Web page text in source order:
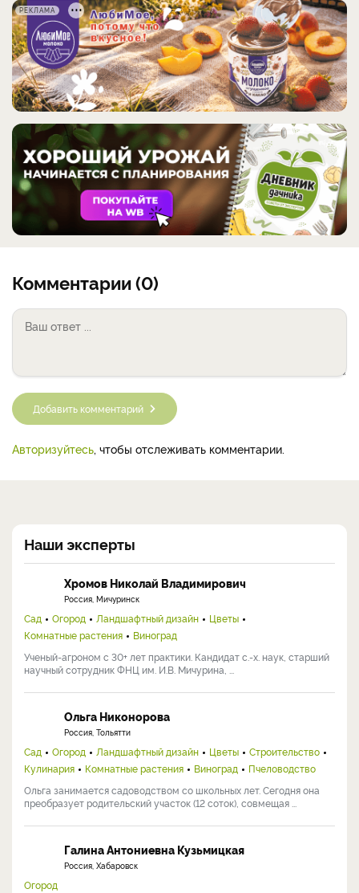
РЕКЛАМА
Комментарии (0)
Добавить комментарий
Авторизуйтесь, чтобы отслеживать комментарии.
Наши эксперты
Хромов Николай Владимирович
Россия, Мичуринск
Сад Огород Ландшафтный дизайн
Цветы
Комнатные растения
Виноград
Ученый-агроном с 30+ лет практики. Кандидат с.-х. наук, старший
научный сотрудник ФНЦ им. И.В. Мичурина, ...
Ольга Никонорова
Россия, Тольятти
Сад Огород Ландшафтный дизайн Цветы
Строительство
Кулинария
Комнатные растения Виноград
Пчеловодство
Ольга занимается садоводством со школьных лет. Сегодня она
преобразует родительский участок (12 соток), совмещая ...
Галина Антониевна Кузьмицкая
Россия, Хабаровск
Огород